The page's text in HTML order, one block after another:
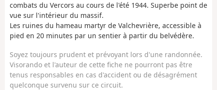
combats du Vercors au cours de l'été 1944. Superbe point de
vue sur l'intérieur du massif.
Les ruines du hameau martyr de Valchevrière, accessible à
pied en 20 minutes par un sentier à partir du belvédère.
Soyez toujours prudent et prévoyant lors d'une randonnée.
Visorando et l'auteur de cette fiche ne pourront pas être
tenus responsables en cas d'accident ou de désagrément
quelconque survenu sur ce circuit.